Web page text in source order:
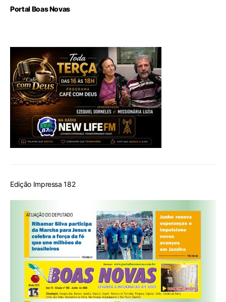
Portal Boas Novas
Edição Impressa 182